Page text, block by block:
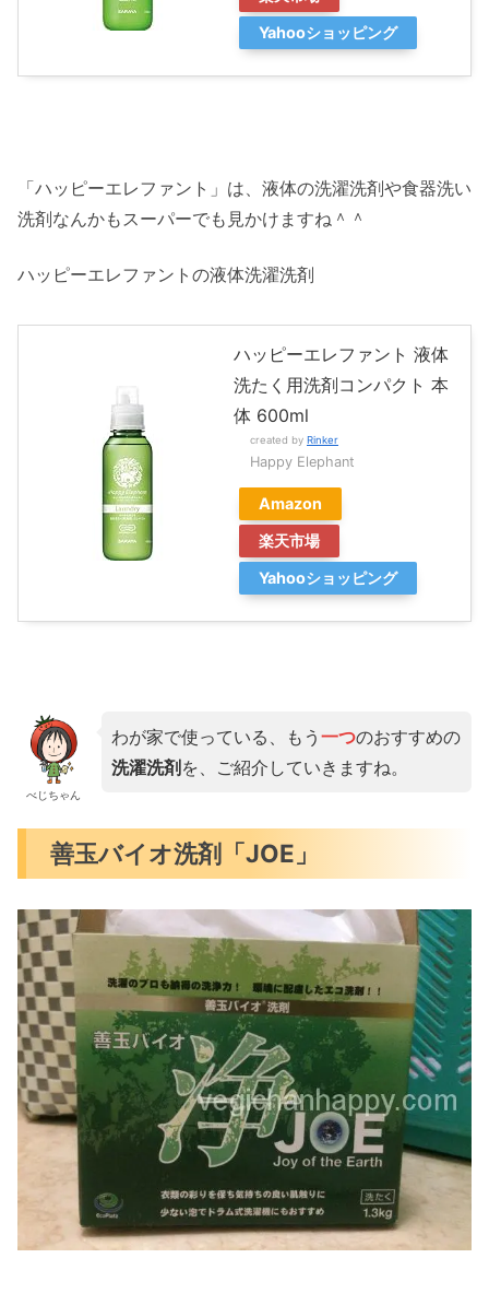
Yahooショッピング
「ハッピーエレファント」は、液体の洗濯洗剤や食器洗い
洗剤なんかもスーパーでも見かけますね＾＾
ハッピーエレファントの液体洗濯洗剤
ハッピーエレファント 液体
洗たく用洗剤コンパクト 本
体 600ml
created by Rinker
Happy Elephant
Amazon
楽天市場
Yahooショッピング
べじちゃん
わが家で使っている、もう 一つのおすすめの
洗濯洗剤 を、ご紹介していきますね。
善玉バイオ洗剤「JOE」